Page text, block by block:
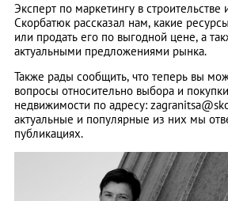
Эксперт по маркетингу в
Скорбатюк рассказал нам, какие
или продать его по выгодной цене, а
актуальными предложениями рынка.
Также рады сообщить, что теперь вы
вопросы относительно выбора и
недвижимости по адресу:
актуальные и популярные из них мы
публикациях.